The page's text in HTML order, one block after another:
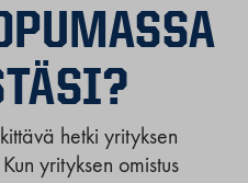
hetki yrityksen
yrityksen omistus